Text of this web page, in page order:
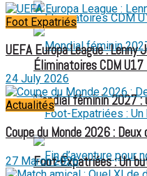
Mondial féminin 2027 :
Éliminatoires CDM
Foot-Expatriées : Un
Foot Expatriés
UEFA Europa League :
24 July 2026
Actualités
Coupe du Monde 2026 :
27 March 2026